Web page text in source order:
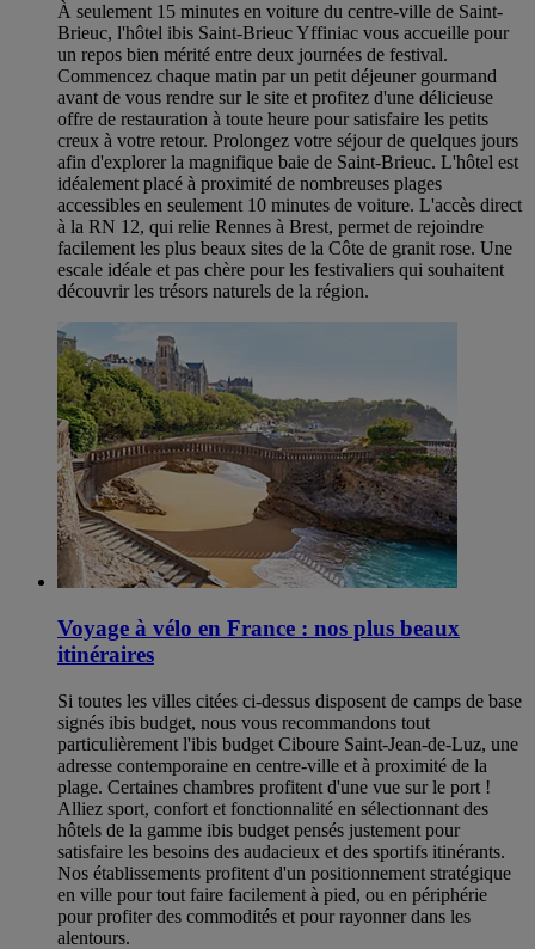
À seulement 15 minutes en voiture du centre-ville de Saint-
Brieuc, l'hôtel ibis Saint-Brieuc Yffiniac vous accueille pour
un repos bien mérité entre deux journées de festival.
Commencez chaque matin par un petit déjeuner gourmand
avant de vous rendre sur le site et profitez d'une délicieuse
offre de restauration à toute heure pour satisfaire les petits
creux à votre retour. Prolongez votre séjour de quelques jours
afin d'explorer la magnifique baie de Saint-Brieuc. L'hôtel est
idéalement placé à proximité de nombreuses plages
accessibles en seulement 10 minutes de voiture. L'accès direct
à la RN 12, qui relie Rennes à Brest, permet de rejoindre
facilement les plus beaux sites de la Côte de granit rose. Une
escale idéale et pas chère pour les festivaliers qui souhaitent
découvrir les trésors naturels de la région.
Voyage à vélo en France : nos plus beaux
itinéraires
Si toutes les villes citées ci-dessus disposent de camps de base
signés ibis budget, nous vous recommandons tout
particulièrement l'ibis budget Ciboure Saint-Jean-de-Luz, une
adresse contemporaine en centre-ville et à proximité de la
plage. Certaines chambres profitent d'une vue sur le port !
Alliez sport, confort et fonctionnalité en sélectionnant des
hôtels de la gamme ibis budget pensés justement pour
satisfaire les besoins des audacieux et des sportifs itinérants.
Nos établissements profitent d'un positionnement stratégique
en ville pour tout faire facilement à pied, ou en périphérie
pour profiter des commodités et pour rayonner dans les
alentours.